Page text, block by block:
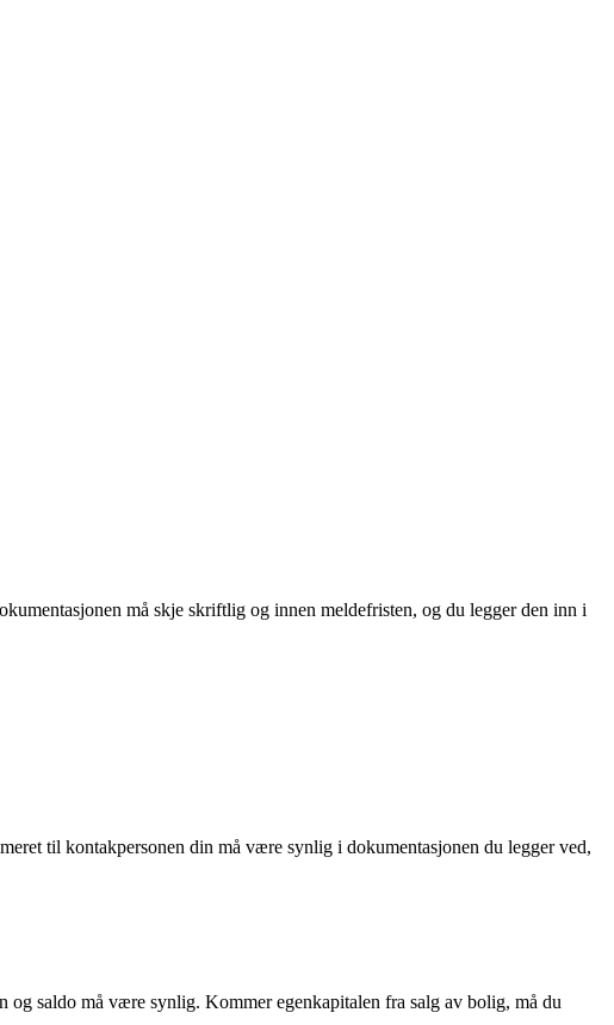
må skje skriftlig og innen meldefristen, og du legger den inn i
til kontakpersonen din må være synlig i dokumentasjonen du legger ved,
og saldo må være synlig. Kommer egenkapitalen fra salg av bolig, må du